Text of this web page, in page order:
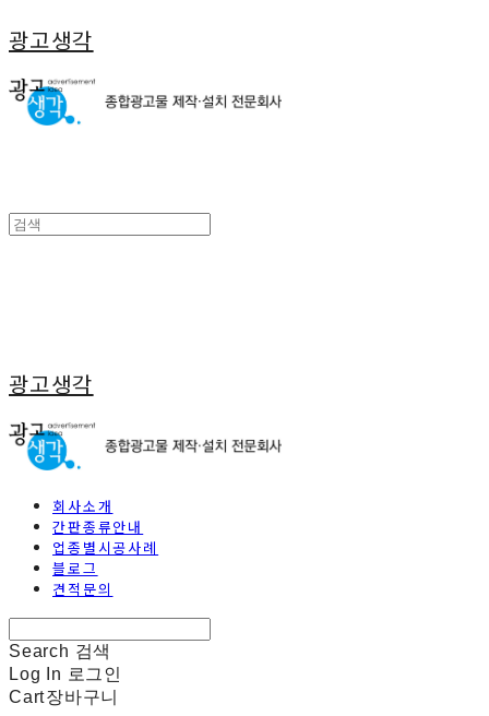
광고생각
광고생각
회사소개
간판종류안내
업종별시공사례
블로그
견적문의
Search 검색
Log In 로그인
Cart장바구니